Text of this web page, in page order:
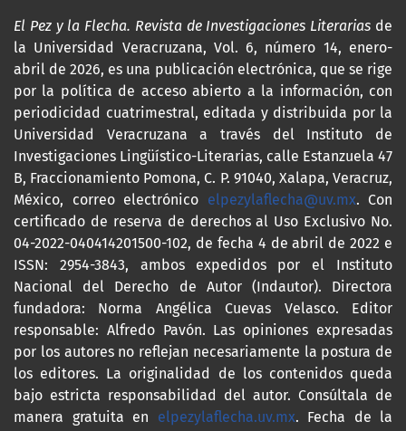
El Pez y la Flecha. Revista de Investigaciones Literarias de
la Universidad Veracruzana, Vol. 6, número 14, enero-
abril de 2026, es una publicación electrónica, que se rige
por la política de acceso abierto a la información, con
periodicidad cuatrimestral, editada y distribuida por la
Universidad Veracruzana a través del Instituto de
Investigaciones Lingüístico-Literarias, calle Estanzuela 47
B, Fraccionamiento Pomona, C. P. 91040, Xalapa, Veracruz,
México, correo electrónico elpezylaflecha@uv.mx. Con
certificado de reserva de derechos al Uso Exclusivo No.
04-2022-040414201500-102, de fecha 4 de abril de 2022 e
ISSN: 2954-3843, ambos expedidos por el Instituto
Nacional del Derecho de Autor (Indautor). Directora
fundadora: Norma Angélica Cuevas Velasco. Editor
responsable: Alfredo Pavón. Las opiniones expresadas
por los autores no reflejan necesariamente la postura de
los editores. La originalidad de los contenidos queda
bajo estricta responsabilidad del autor. Consúltala de
manera gratuita en elpezylaflecha.uv.mx. Fecha de la